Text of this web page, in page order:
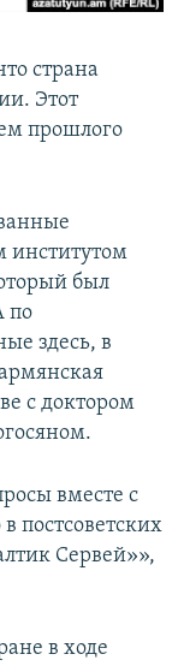
страна
Этот
прошлого
был
по
здесь, в
с доктором
вместе с
постсоветских
Сервей»»,
в ходе